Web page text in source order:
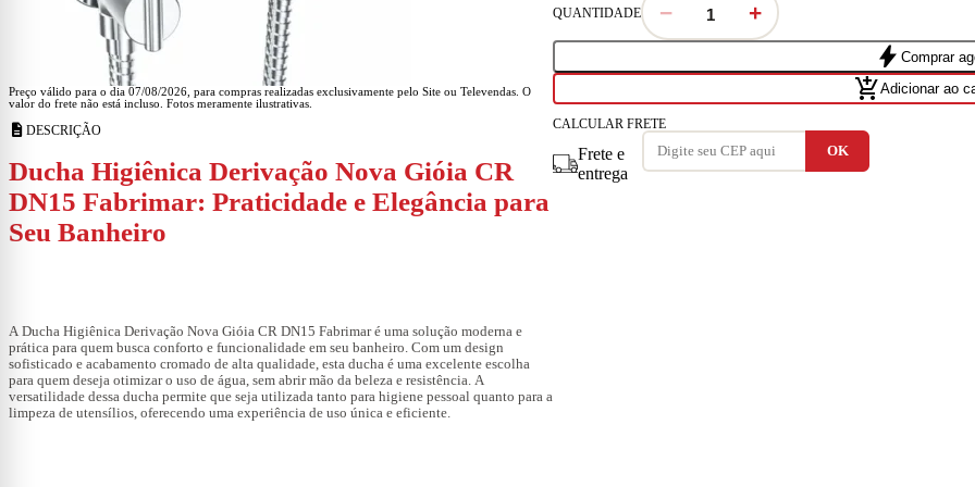
Preço válido para o dia 07/08/2026, para compras realizadas exclusivamente pelo Site ou Televendas. O
valor do frete não está incluso. Fotos meramente ilustrativas.
description DESCRIÇÃO
Ducha Higiênica Derivação Nova Gióia CR
DN15 Fabrimar: Praticidade e Elegância para
Seu Banheiro
A Ducha Higiênica Derivação Nova Gióia CR DN15 Fabrimaré uma solução moderna e
prática para quem busca conforto e funcionalidade em seu banheiro. Com um design
sofisticado e acabamento cromado de alta qualidade, esta ducha é uma excelente escolha
para quem deseja otimizar o uso de água, sem abrir mão da beleza e resistência. A
versatilidade dessa ducha permite que seja utilizada tanto para higiene pessoal quanto para a
limpeza de utensílios, oferecendo uma experiência de uso única e eficiente.
QUANTIDADE − +
bolt Comprar
add_shopping_cartAdicionar ao
CALCULAR FRETE
Frete e
entrega